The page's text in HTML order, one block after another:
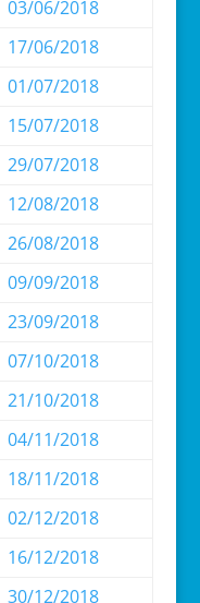
03/06/2018
17/06/2018
01/07/2018
15/07/2018
29/07/2018
12/08/2018
26/08/2018
09/09/2018
23/09/2018
07/10/2018
21/10/2018
04/11/2018
18/11/2018
02/12/2018
16/12/2018
30/12/2018